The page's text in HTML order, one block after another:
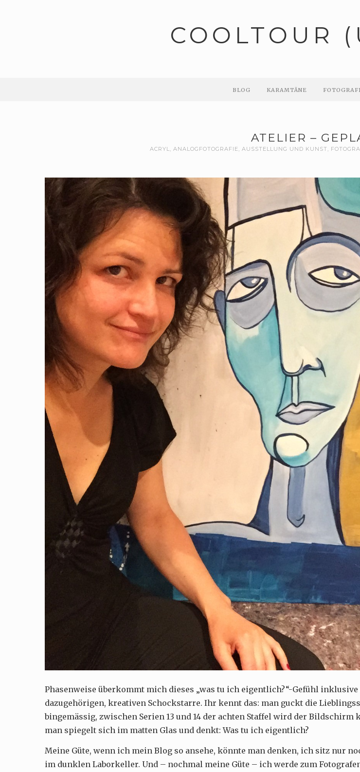
COOLTOUR
BLOG KARAMTÄNE
ATELIER –
ACRYL, ANALOGFOTOGRAFIE, AUSSTELLUNG UND KUNST,
Phasenweise überkommt mich dieses „was tu ich eigentlich?“-Gefühl inklusive
dazugehörigen, kreativen Schockstarre. Ihr kennt das: man guckt die
bingemässig, zwischen Serien 13 und 14 der achten Staffel wird der Bildschirm
man spiegelt sich im matten Glas und denkt: Was tu ich eigentlich?
Meine Güte, wenn ich mein Blog so ansehe, könnte man denken, ich sitz nur
im dunklen Laborkeller. Und – nochmal meine Güte – ich werde zum